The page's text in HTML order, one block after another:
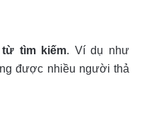
từ tìm kiếm. Ví dụ như
được nhiều người thả